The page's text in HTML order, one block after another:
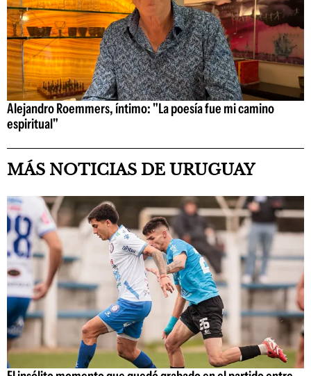
Alejandro Roemmers, íntimo: "La poesía fue mi camino
espiritual"
MÁS NOTICIAS DE URUGUAY